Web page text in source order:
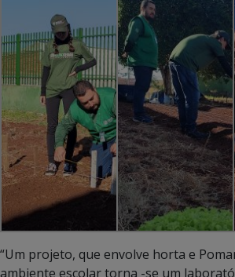
“Um projeto, que envolve horta e
ambiente escolar torna -se um